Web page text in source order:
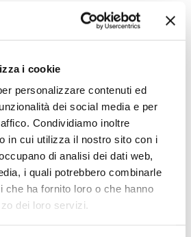
i cookie
personalizzare contenuti ed
dei social media e per
Condividiamo inoltre
in cui utilizza il nostro sito con i
di analisi dei dati web,
i quali potrebbero combinarle
che ha fornito loro o che hanno
dei loro servizi.
per fare innovazione
nella forma in cui li usiamo nei
le PMI: applicabili con le
degli artt. 6, 7, 12, 13 del